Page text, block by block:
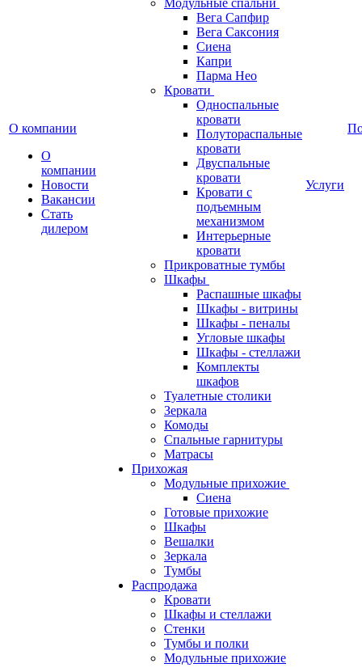
О компании
О
компании
Новости
Вакансии
Стать
дилером
Модульные спальни
Вега Сапфир
Вега Саксония
Сиена
Капри
Парма Нео
Кровати
Односпальные
кровати
Полутораспальные
кровати
Двуспальные
кровати
Кровати с
подъемным
механизмом
Интерьерные
кровати
Прикроватные тумбы
Шкафы
Распашные шкафы
Шкафы - витрины
Шкафы - пеналы
Угловые шкафы
Шкафы - стеллажи
Комплекты
шкафов
Туалетные столики
Зеркала
Комоды
Спальные гарнитуры
Матрасы
Прихожая
Модульные прихожие
Сиена
Готовые прихожие
Шкафы
Вешалки
Зеркала
Тумбы
Распродажа
Кровати
Шкафы и стеллажи
Стенки
Тумбы и полки
Модульные прихожие
Услуги